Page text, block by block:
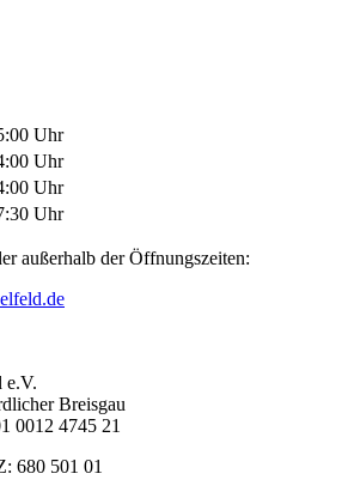
Uhr
Uhr
Uhr
Uhr
außerhalb der Öffnungszeiten:
e.V.
Breisgau
0012 4745 21
680 501 01